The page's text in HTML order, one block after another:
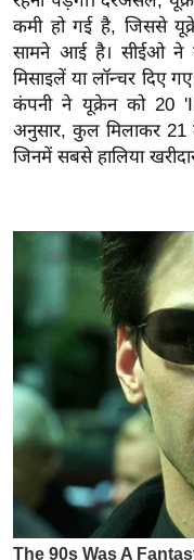
ब
ज
ट
खे
ल
क्रि
P
0
2
6
म
ई
कमी हो गई है, जिससे
सामने आई है। सीईओ ने
मिसाइलें या लॉन्चर दिए
कंपनी ने यूक्रेन को 20
अनुसार, कुल मिलाकर 21
जिनमें सबसे हालिया